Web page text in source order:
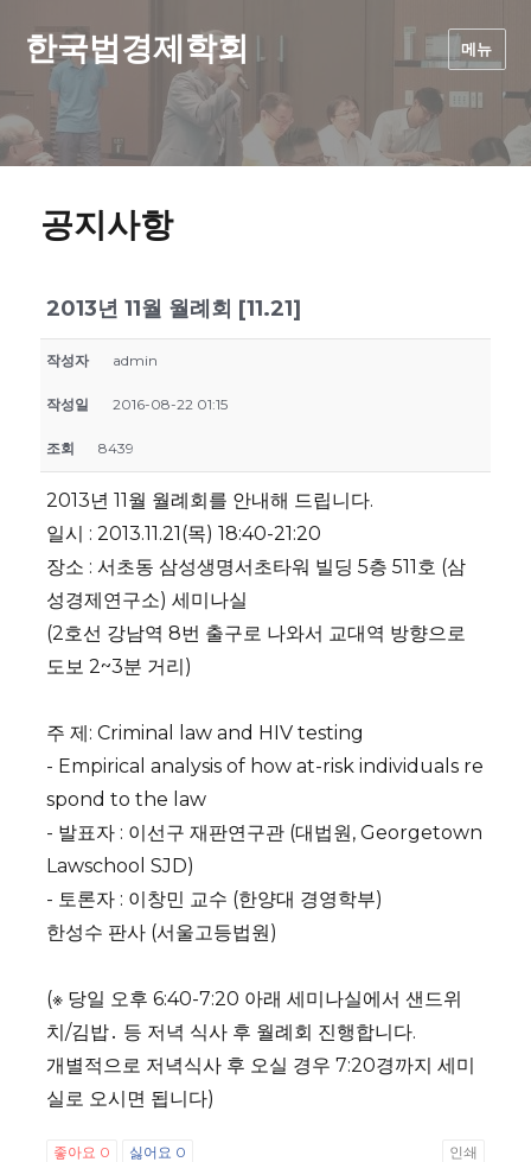
한국법경제학회 메뉴
공지사항
2013년 11월 월례회 [11.21]
작성자 admin
작성일 2016-08-22 01:15
조회 8439
2013년 11월 월례회를 안내해 드립니다.
일시 : 2013.11.21(목) 18:40-21:20
장소 : 서초동 삼성생명서초타워 빌딩 5층 511호 (삼
성경제연구소) 세미나실
(2호선 강남역 8번 출구로 나와서 교대역 방향으로
도보 2~3분 거리)
주 제: Criminal law and HIV testing
- Empirical analysis of how at-risk individuals re
spond to the law
- 발표자 : 이선구 재판연구관 (대법원, Georgetown
Lawschool SJD)
- 토론자 : 이창민 교수 (한양대 경영학부)
한성수 판사 (서울고등법원)
(※ 당일 오후 6:40-7:20 아래 세미나실에서 샌드위
치/김밥․ 등 저녁 식사 후 월례회 진행합니다.
개별적으로 저녁식사 후 오실 경우 7:20경까지 세미
실로 오시면 됩니다)
좋아요 0 싫어요 0 인쇄